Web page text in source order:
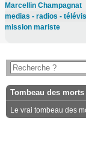
Marcellin Champagnat
medias - radios -
mission mariste
Tombeau des morts
Le vrai tombeau des